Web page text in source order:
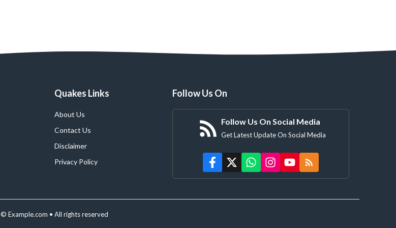
Quakes Links
About Us
Contact Us
Disclaimer
Privacy Policy
Follow Us On
Follow Us On Social Media
Get Latest Update On Social Media
© Example.com • All rights reserved